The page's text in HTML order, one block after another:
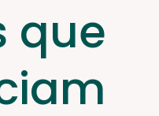
que